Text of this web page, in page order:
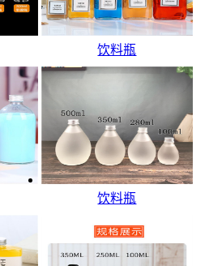
饮料瓶
饮料瓶